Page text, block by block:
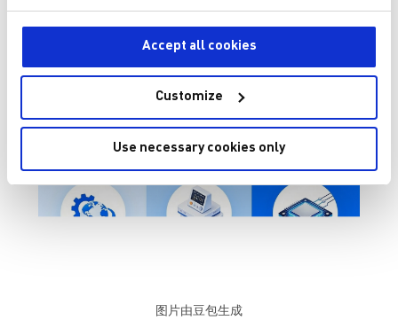
Accept all cookies
Customize
Use necessary cookies only
求分化，直接映射到供应商的技术路径与产品定位上。隔
离电源市场的竞争，并非简单的品牌强弱之争，而是不同
技术路径与系统需求之间的匹配问题。
图片由豆包生成